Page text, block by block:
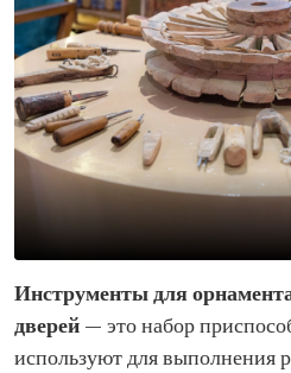
Инструменты для
дверей — это набор
используют для выполнения